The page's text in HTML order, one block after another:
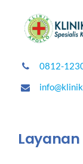
0812-
Layanan